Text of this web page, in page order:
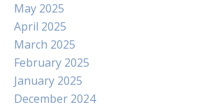
May 2025
April 2025
March 2025
February 2025
January 2025
December 2024